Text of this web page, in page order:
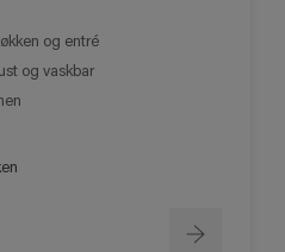
og entré
og vaskbar